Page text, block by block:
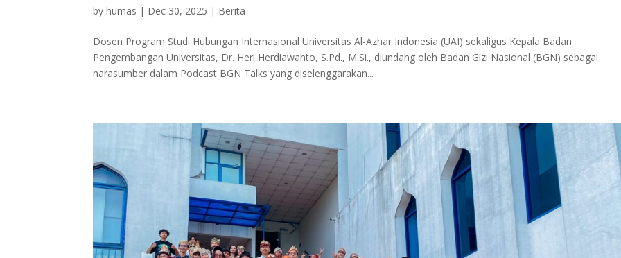
byhumas | Dec 30, 2025 | Berita
Dosen Program Studi Hubungan Internasional Universitas Al-Azhar Indonesia (UAI) sekaligus Kepala Badan
Pengembangan Universitas, Dr. Heri Herdiawanto, S.Pd., M.Si., diundang oleh Badan Gizi Nasional (BGN) sebagai
narasumber dalam Podcast BGN Talks yang diselenggarakan...